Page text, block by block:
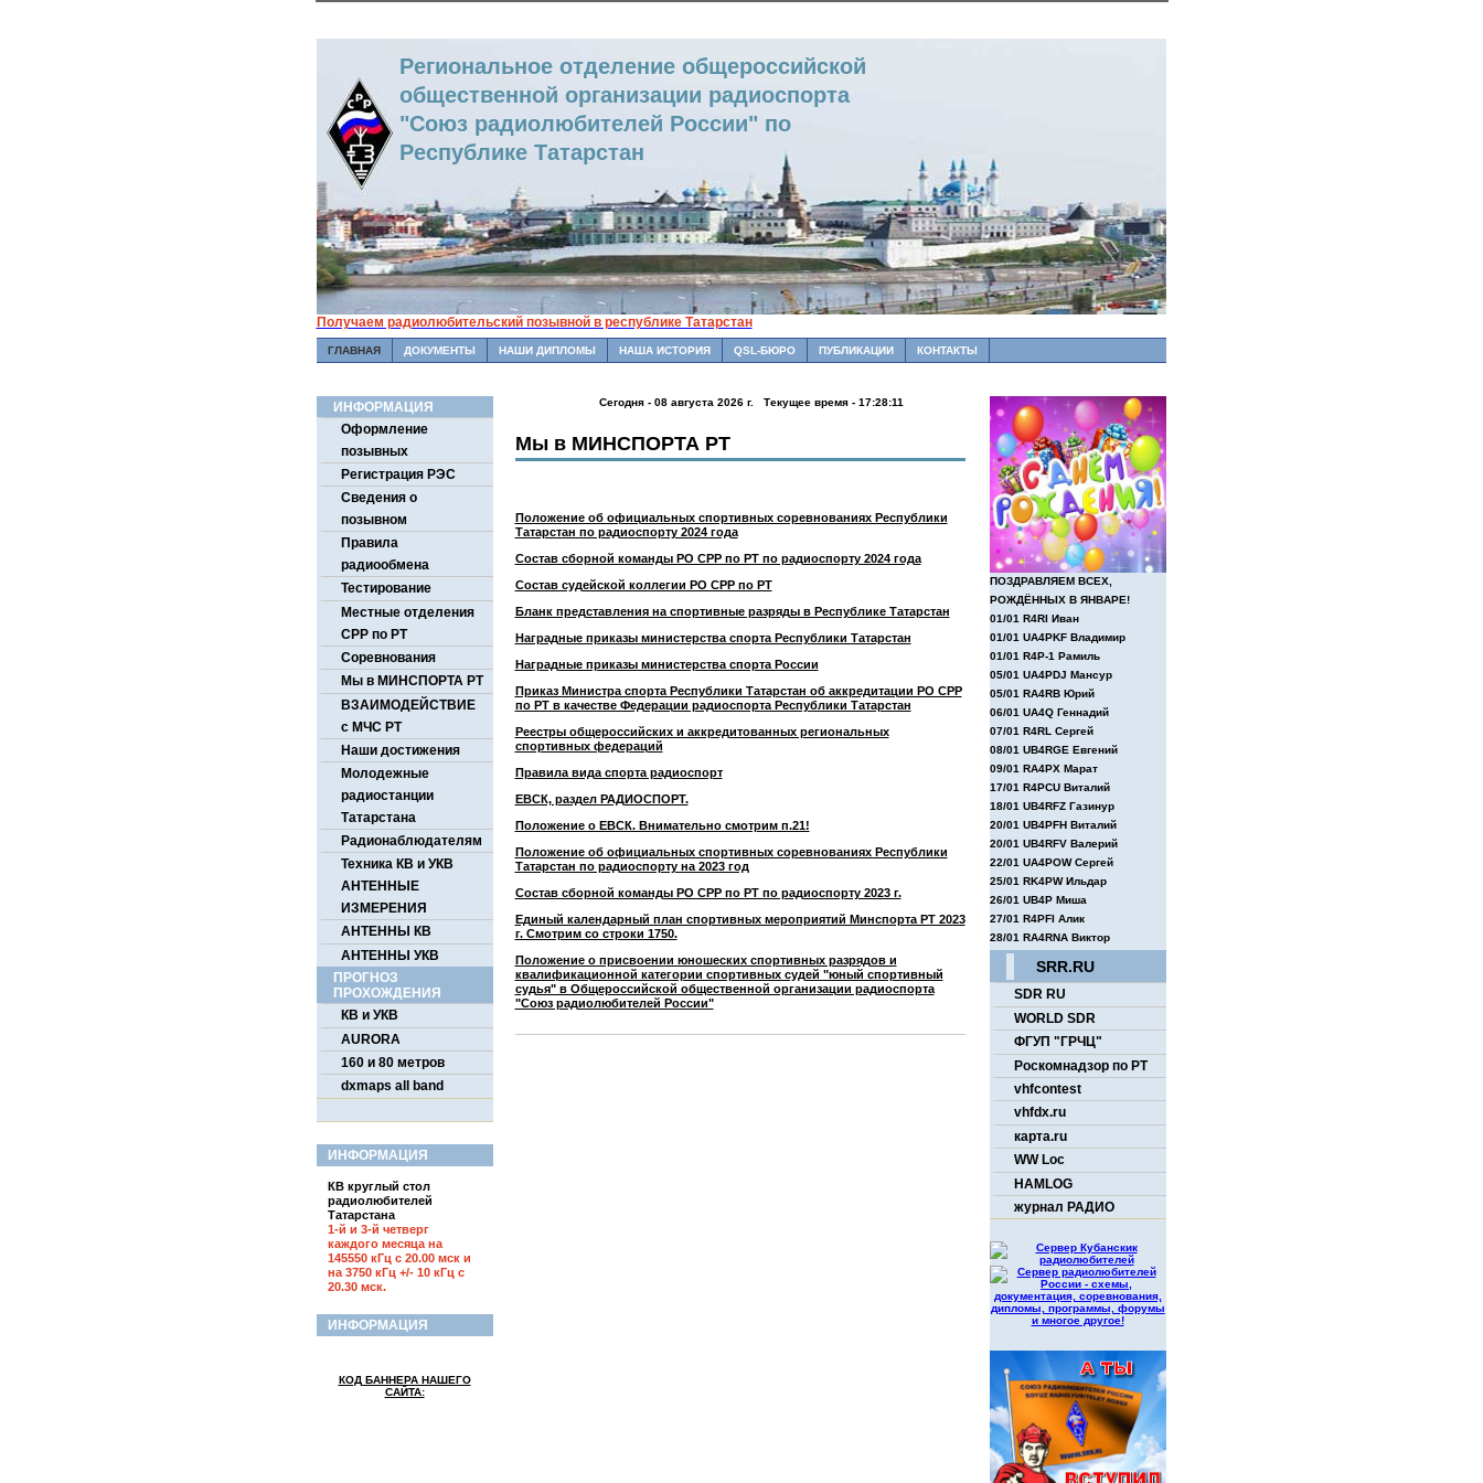
Региональное отделение общероссийской
общественной организации радиоспорта
"Союз радиолюбителей России" по
Республике Татарстан
Получаем радиолюбительский позывной в республике Татарстан
ГЛАВНАЯ ДОКУМЕНТЫ НАШИ ДИПЛОМЫ НАША ИСТОРИЯ QSL-БЮРО ПУБЛИКАЦИИ КОНТАКТЫ
ИНФОРМАЦИЯ
Оформление
позывных
Регистрация РЭС
Сведения о
позывном
Правила
радиообмена
Тестирование
Местные отделения
СРР по РТ
Соревнования
Мы в МИНСПОРТА РТ
ВЗАИМОДЕЙСТВИЕ
с МЧС РТ
Наши достижения
Молодежные
радиостанции
Татарстана
Радионаблюдателям
Техника КВ и УКВ
АНТЕННЫЕ
ИЗМЕРЕНИЯ
АНТЕННЫ КВ
АНТЕННЫ УКВ
ПРОГНОЗ
ПРОХОЖДЕНИЯ
КВ и УКВ
AURORA
160 и 80 метров
dxmaps all band
ИНФОРМАЦИЯ
КВ круглый стол
радиолюбителей
Татарстана
1-й и 3-й четверг
каждого месяца на
145550 кГц с 20.00 мск и
на 3750 кГц +/- 10 кГц с
20.30 мск.
ИНФОРМАЦИЯ
КОД БАННЕРА НАШЕГО
САЙТА:
Сегодня - 08 августа 2026 г. Текущее время - 17:28:11
Мы в МИНСПОРТА РТ
Положение об официальных спортивных соревнованиях Республики
Татарстан по радиоспорту 2024 года
Состав сборной команды РО СРР по РТ по радиоспорту 2024 года
Состав судейской коллегии РО СРР по РТ
Бланк представления на спортивные разряды в Республике Татарстан
Наградные приказы министерства спорта Республики Татарстан
Наградные приказы министерства спорта России
Приказ Министра спорта Республики Татарстан об аккредитации РО СРР
по РТ в качестве Федерации радиоспорта Республики Татарстан
Реестры общероссийских и аккредитованных региональных
спортивных федераций
Правила вида спорта радиоспорт
ЕВСК, раздел РАДИОСПОРТ.
Положение о ЕВСК. Внимательно смотрим п.21!
Положение об официальных спортивных соревнованиях Республики
Татарстан по радиоспорту на 2023 год
Состав сборной команды РО СРР по РТ по радиоспорту 2023 г.
Единый календарный план спортивных мероприятий Минспорта РТ 2023
г. Смотрим со строки 1750.
Положение о присвоении юношеских спортивных разрядов и
квалификационной категории спортивных судей "юный спортивный
судья" в Общероссийской общественной организации радиоспорта
"Союз радиолюбителей России"
ПОЗДРАВЛЯЕМ ВСЕХ,
РОЖДЁННЫХ В ЯНВАРЕ!
01/01 R4RI Иван
01/01 UA4PKF Владимир
01/01 R4P-1 Рамиль
05/01 UA4PDJ Мансур
05/01 RA4RB Юрий
06/01 UA4Q Геннадий
07/01 R4RL Сергей
08/01 UB4RGE Евгений
09/01 RA4PX Марат
17/01 R4PCU Виталий
18/01 UB4RFZ Газинур
20/01 UB4PFH Виталий
20/01 UB4RFV Валерий
22/01 UA4POW Сергей
25/01 RK4PW Ильдар
26/01 UB4P Миша
27/01 R4PFI Алик
28/01 RA4RNA Виктор
SRR.RU
SDR RU
WORLD SDR
ФГУП "ГРЧЦ"
Роскомнадзор по РТ
vhfcontest
vhfdx.ru
карта.ru
WW Loc
HAMLOG
журнал РАДИО